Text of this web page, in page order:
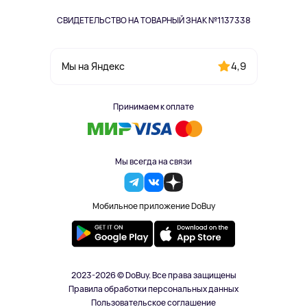
СВИДЕТЕЛЬСТВО НА ТОВАРНЫЙ ЗНАК №1137338
Мы на Яндекс 4,9
Принимаем к оплате
Мы всегда на связи
Мобильное приложение DoBuy
2023-2026 © DoBuy. Все права защищены
Правила обработки персональных данных
Пользовательское соглашение